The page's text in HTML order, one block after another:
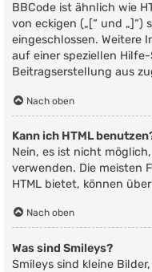
BBCode ist ähnlich wie
von eckigen („[“ und „]“)
eingeschlossen. Weitere
auf einer speziellen
Beitragserstellung aus
Nach oben
Kann ich HTML
Nein, es ist nicht
verwenden. Die meisten
HTML bietet, können
Nach oben
Was sind Smileys?
Smileys sind kleine